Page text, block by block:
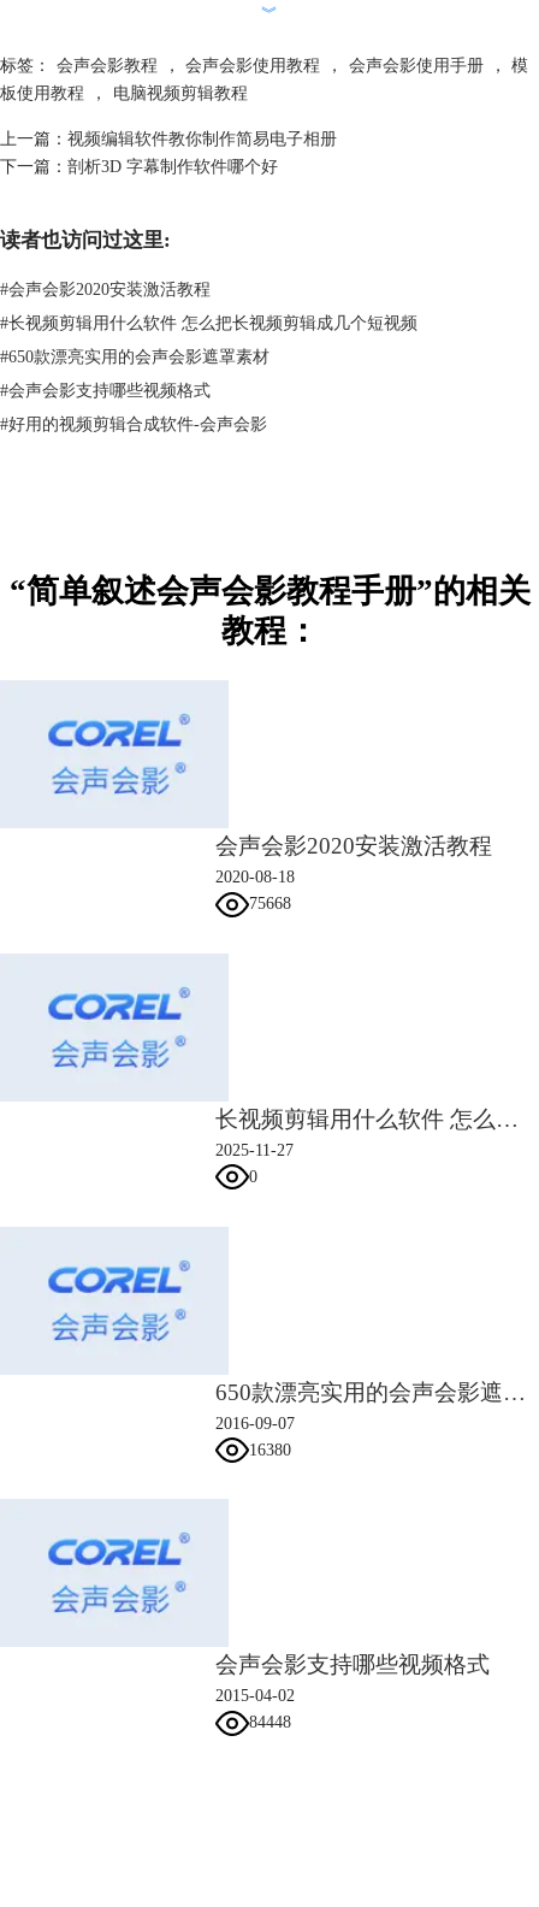
安装到桌面上，很多视频编辑工作都能让它帮助
法。
︾
标签： 会声会影教程 ， 会声会影使用教程 ， 会声会影使用手册 ，
模
板使用教程
， 电脑视频剪辑教程
上一篇： 视频编辑软件教你制作简易电子相册
下一篇： 剖析3D 字幕制作软件哪个好
读者也访问过这里:
#会声会影2020安装激活教程
#长视频剪辑用什么软件 怎么把长视频剪辑成几个短视频
#650款漂亮实用的会声会影遮罩素材
#会声会影支持哪些视频格式
#好用的视频剪辑合成软件-会声会影
“简单叙述会声会影教程手册”的相关
教程：
会声会影2020安装激活教程
2020-08-18
75668
长视频剪辑用什么软件 怎么把长视频剪辑成几个短视频
2025-11-27
0
650款漂亮实用的会声会影遮罩素材
2016-09-07
16380
会声会影支持哪些视频格式
2015-04-02
84448